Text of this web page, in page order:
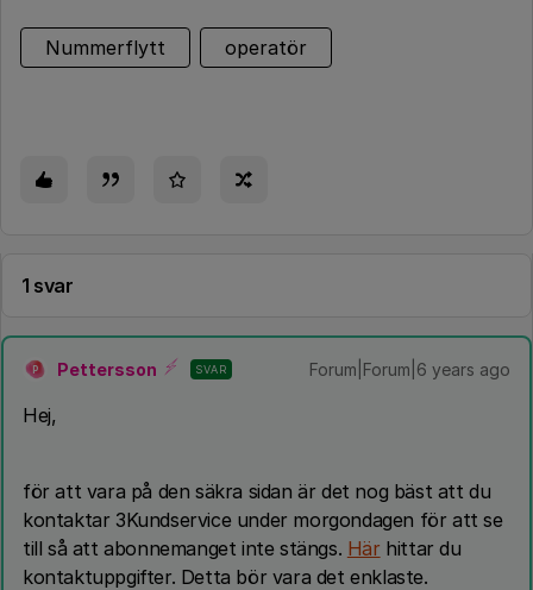
Nummerflytt operatör
1 svar
P Pettersson SVAR Forum|Forum|6 years ago
Hej,
för att vara på den säkra sidan är det nog bäst att du
kontaktar 3Kundservice under morgondagen för att se
till så att abonnemanget inte stängs. Här hittar du
kontaktuppgifter. Detta bör vara det enklaste.